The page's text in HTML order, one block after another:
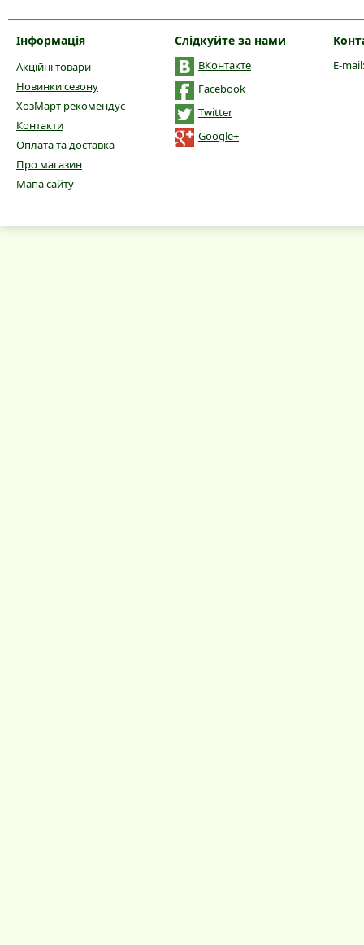
Інформація
Акційні товари
Новинки сезону
ХозМарт рекомендує
Контакти
Оплата та доставка
Про магазин
Мапа сайту
Слідкуйте за нами
ВКонтакте
Facebook
Twitter
Google+
E-